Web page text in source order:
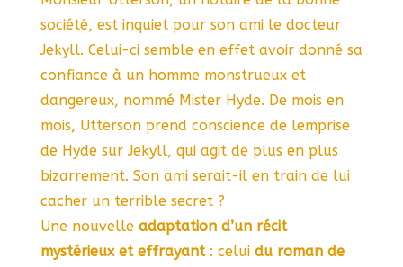
société, est inquiet pour son ami le docteur
Jekyll. Celui-ci semble en effet avoir donné sa
confiance à un homme monstrueux et
dangereux, nommé Mister Hyde. De mois en
mois, Utterson prend conscience de lemprise
de Hyde sur Jekyll, qui agit de plus en plus
bizarrement. Son ami serait-il en train de lui
cacher un terrible secret ?
Une nouvelle adaptation d’un récit
mystérieux et effrayant: celui du roman de